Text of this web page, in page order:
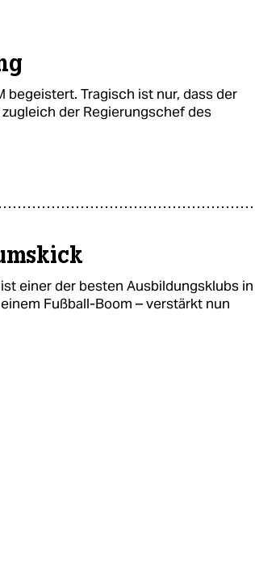
begeistert. Tragisch ist nur, dass der
der Regierungschef des
einer der besten Ausbildungsklubs in
Fußball-Boom – verstärkt nun